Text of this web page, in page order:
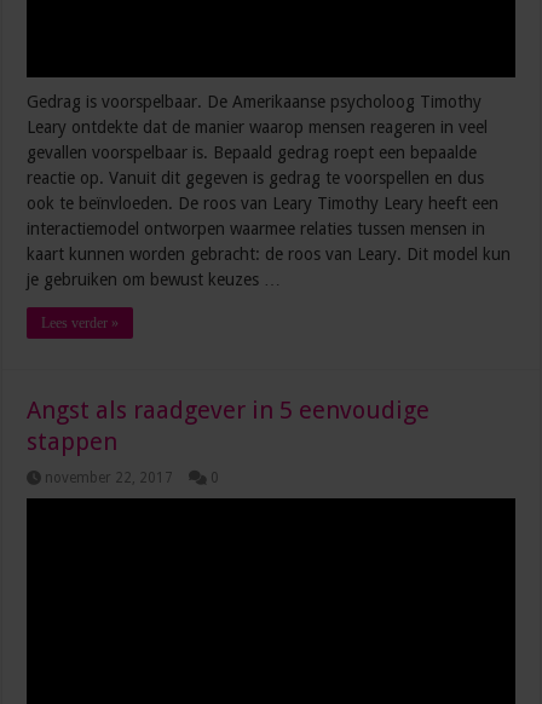
Gedrag is voorspelbaar. De Amerikaanse psycholoog Timothy
Leary ontdekte dat de manier waarop mensen reageren in veel
gevallen voorspelbaar is. Bepaald gedrag roept een bepaalde
reactie op. Vanuit dit gegeven is gedrag te voorspellen en dus
ook te beïnvloeden. De roos van Leary Timothy Leary heeft een
interactiemodel ontworpen waarmee relaties tussen mensen in
kaart kunnen worden gebracht: de roos van Leary. Dit model kun
je gebruiken om bewust keuzes …
Lees verder »
Angst als raadgever in 5 eenvoudige
stappen
november 22, 2017 0